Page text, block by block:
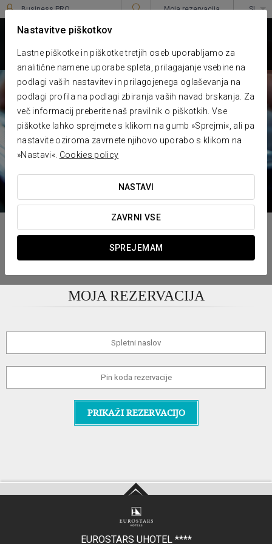
Nastavitve piškotkov
Lastne piškotke in piškotke tretjih oseb uporabljamo za
analitične namene uporabe spleta, prilagajanje vsebine na
podlagi vaših nastavitev in prilagojenega oglaševanja na
podlagi profila na podlagi zbiranja vaših navad brskanja. Za
več informacij preberite naš pravilnik o piškotkih. Vse
piškotke lahko sprejmete s klikom na gumb »Sprejmi«, ali pa
nastavite oziroma zavrnete njihovo uporabo s klikom na
»Nastavi«. Cookies policy
NASTAVI
ZAVRNI VSE
SPREJEMAM
Business PRO
Moja rezervacija SL
****
Ljubljana
MOJA REZERVACIJA
PRIKAŽI REZERVACIJO
EUROSTARS UHOTEL ****